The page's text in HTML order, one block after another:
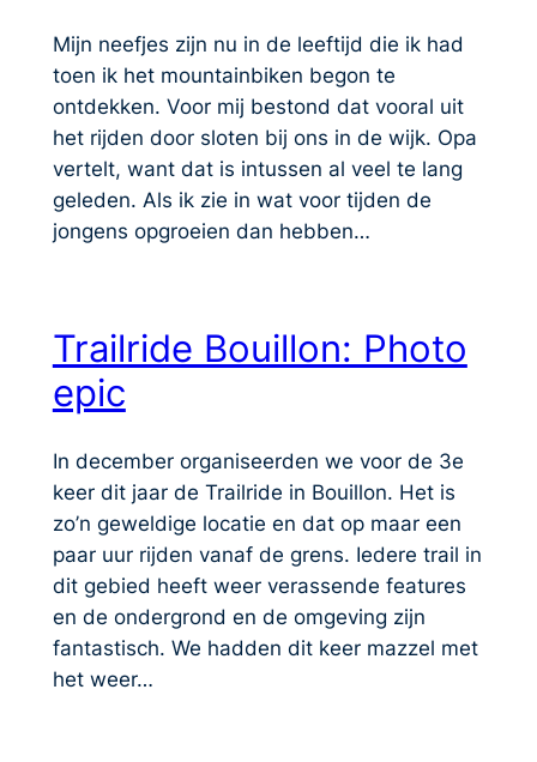
Mijn neefjes zijn nu in de leeftijd die ik had
toen ik het mountainbiken begon te
ontdekken. Voor mij bestond dat vooral uit
het rijden door sloten bij ons in de wijk. Opa
vertelt, want dat is intussen al veel te lang
geleden. Als ik zie in wat voor tijden de
jongens opgroeien dan hebben…
Trailride Bouillon: Photo
epic
In december organiseerden we voor de 3e
keer dit jaar de Trailride in Bouillon. Het is
zo’n geweldige locatie en dat op maar een
paar uur rijden vanaf de grens. Iedere trail in
dit gebied heeft weer verassende features
en de ondergrond en de omgeving zijn
fantastisch. We hadden dit keer mazzel met
het weer…